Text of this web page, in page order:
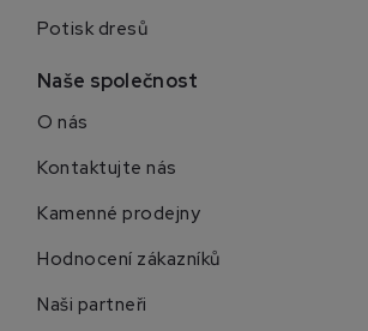
Potisk dresů
Naše společnost
O nás
Kontaktujte nás
Kamenné prodejny
Hodnocení zákazníků
Naši partneři